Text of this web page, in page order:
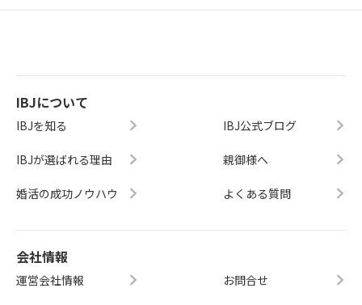
IBJについて
IBJを知る
IBJが選ばれる理由
婚活の成功ノウハウ
IBJ公式ブログ
親御様へ
よくある質問
会社情報
運営会社情報 お問合せ